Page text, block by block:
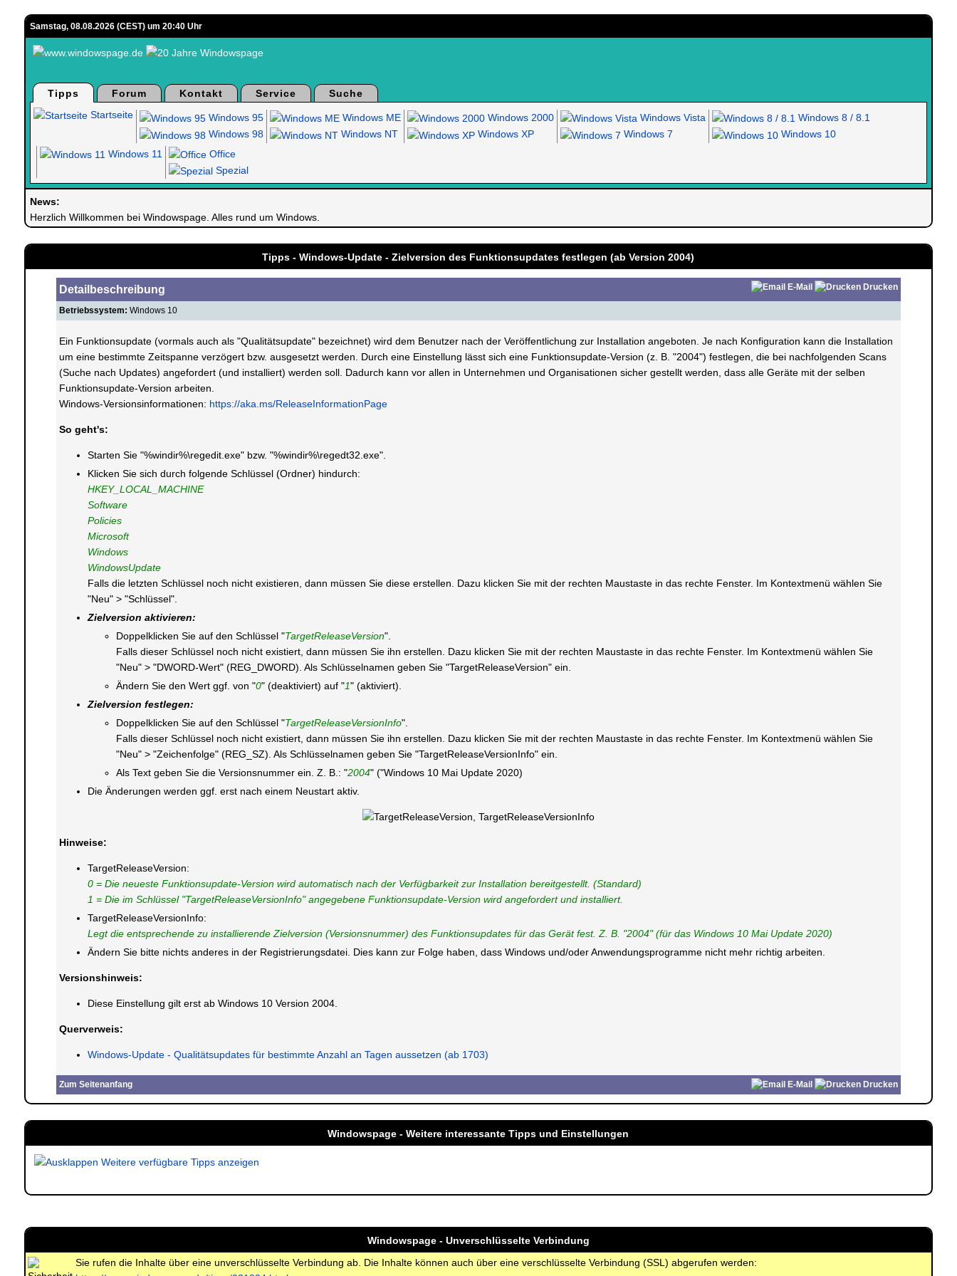
Samstag, 08.08.2026 (CEST) um 20:40 Uhr
Tipps Forum Kontakt Service
Suche
Startseite
Windows 95
Windows 98
Windows ME
Windows NT
Windows 2000
Windows XP
Windows Vista
Windows 7
Windows 8 / 8.1
Windows 10
Windows 11
Office
Spezial
News:
Herzlich Willkommen bei Windowspage. Alles rund um Windows.
Tipps - Windows-Update - Zielversion des Funktionsupdates festlegen (ab Version 2004)
Detailbeschreibung E-Mail Drucken
Betriebssystem: Windows 10
Ein Funktionsupdate (vormals auch als "Qualitätsupdate" bezeichnet) wird dem Benutzer nach der Veröffentlichung zur Installation angeboten. Je nach Konfiguration kann die Installation
um eine bestimmte Zeitspanne verzögert bzw. ausgesetzt werden. Durch eine Einstellung lässt sich eine Funktionsupdate-Version (z. B. "2004") festlegen, die bei nachfolgenden Scans
(Suche nach Updates) angefordert (und installiert) werden soll. Dadurch kann vor allen in Unternehmen und Organisationen sicher gestellt werden, dass alle Geräte mit der selben
Funktionsupdate-Version arbeiten.
Windows-Versionsinformationen: https://aka.ms/ReleaseInformationPage
So geht's:
Starten Sie "%windir%\regedit.exe" bzw. "%windir%\regedt32.exe".
Klicken Sie sich durch folgende Schlüssel (Ordner) hindurch:
HKEY_LOCAL_MACHINE
Software
Policies
Microsoft
Windows
WindowsUpdate
Falls die letzten Schlüssel noch nicht existieren, dann müssen Sie diese erstellen. Dazu klicken Sie mit der rechten Maustaste in das rechte Fenster. Im Kontextmenü wählen Sie
"Neu" > "Schlüssel".
Zielversion aktivieren:
Doppelklicken Sie auf den Schlüssel "TargetReleaseVersion".
Falls dieser Schlüssel noch nicht existiert, dann müssen Sie ihn erstellen. Dazu klicken Sie mit der rechten Maustaste in das rechte Fenster. Im Kontextmenü wählen Sie
"Neu" > "DWORD-Wert" (REG_DWORD). Als Schlüsselnamen geben Sie "TargetReleaseVersion" ein.
Ändern Sie den Wert ggf. von "0" (deaktiviert) auf "1" (aktiviert).
Zielversion festlegen:
Doppelklicken Sie auf den Schlüssel "TargetReleaseVersionInfo".
Falls dieser Schlüssel noch nicht existiert, dann müssen Sie ihn erstellen. Dazu klicken Sie mit der rechten Maustaste in das rechte Fenster. Im Kontextmenü wählen Sie
"Neu" > "Zeichenfolge" (REG_SZ). Als Schlüsselnamen geben Sie "TargetReleaseVersionInfo" ein.
Als Text geben Sie die Versionsnummer ein. Z. B.: "2004" ("Windows 10 Mai Update 2020)
Die Änderungen werden ggf. erst nach einem Neustart aktiv.
Hinweise:
TargetReleaseVersion:
0 = Die neueste Funktionsupdate-Version wird automatisch nach der Verfügbarkeit zur Installation bereitgestellt. (Standard)
1 = Die im Schlüssel "TargetReleaseVersionInfo" angegebene Funktionsupdate-Version wird angefordert und installiert.
TargetReleaseVersionInfo:
Legt die entsprechende zu installierende Zielversion (Versionsnummer) des Funktionsupdates für das Gerät fest. Z. B. "2004" (für das Windows 10 Mai Update 2020)
Ändern Sie bitte nichts anderes in der Registrierungsdatei. Dies kann zur Folge haben, dass Windows und/oder Anwendungsprogramme nicht mehr richtig arbeiten.
Versionshinweis:
Diese Einstellung gilt erst ab Windows 10 Version 2004.
Querverweis:
Windows-Update - Qualitätsupdates für bestimmte Anzahl an Tagen aussetzen (ab 1703)
Zum Seitenanfang E-Mail Drucken
Windowspage - Weitere interessante Tipps und Einstellungen
Weitere verfügbare Tipps anzeigen
Windowspage - Unverschlüsselte Verbindung
Sie rufen die Inhalte über eine unverschlüsselte Verbindung ab. Die Inhalte können auch über eine verschlüsselte Verbindung (SSL) abgerufen werden: